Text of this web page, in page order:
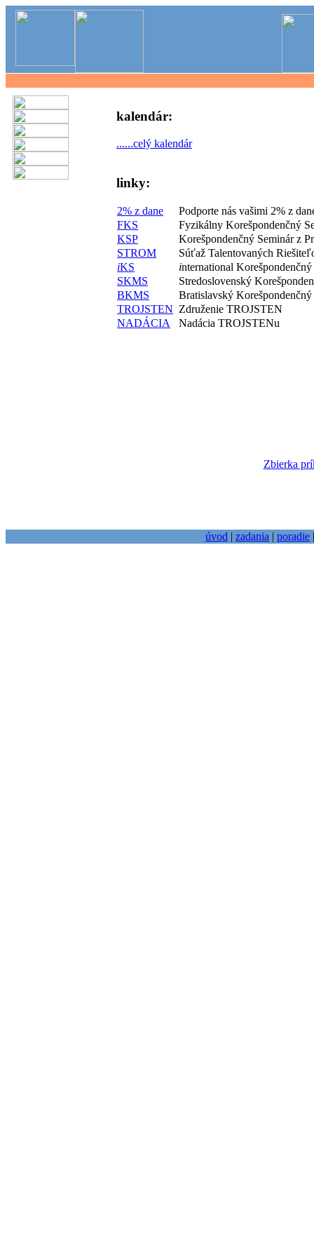
kalendár:
......celý kalendár
linky:
2% z dane
Podporte nás vašimi 2% z
FKS
Fyzikálny Korešpondenčný
KSP
Korešpondenčný Seminár z
STROM
Súťaž Talentovaných
iKS international Korešpondenčný
SKMS
Stredoslovenský
BKMS
Bratislavský
TROJSTEN Združenie TROJSTEN
NADÁCIA
Nadácia TROJSTENu
Zbierka
úvod | zadania | poradie